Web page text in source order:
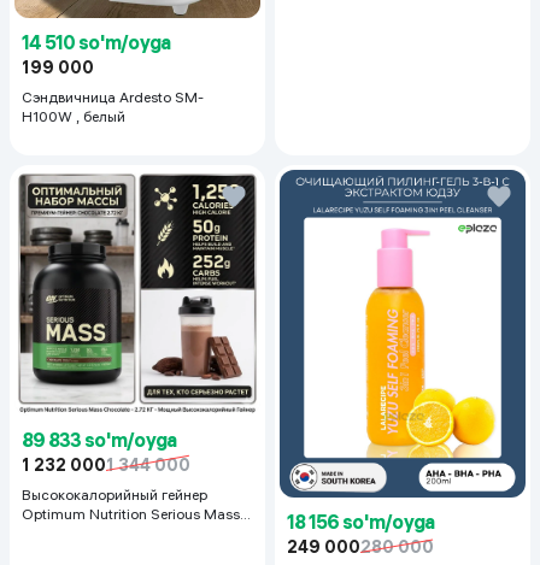
14 510 so'm/oyga
199 000
Сэндвичница Ardesto SM-
H100W , белый
89 833 so'm/oyga
1 232 0001 344 000
Высококалорийный гейнер
Optimum Nutrition Serious Mass,
18 156 so'm/oyga
249 000280 000